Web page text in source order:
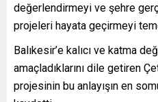
değerlendirmeyi ve şehre
projeleri hayata geçirmeyi
Balıkesir’e kalıcı ve katma
amaçladıklarını dile getiren
projesinin bu anlayışın en